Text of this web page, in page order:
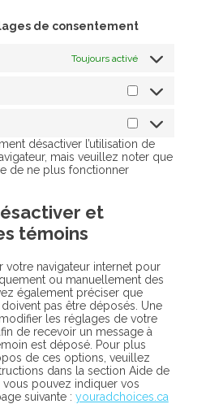
de consentement
Toujours activé
Statistiques
Marketing
désactiver l’utilisation de
mais veuillez noter que
de ne plus fonctionner
et
témoins
votre navigateur internet pour
ou manuellement des
également préciser que
pas être déposés. Une
les réglages de votre
de recevoir un message à
est déposé. Pour plus
de ces options, veuillez
dans la section Aide de
vous pouvez indiquer vos
suivante : youradchoices.ca